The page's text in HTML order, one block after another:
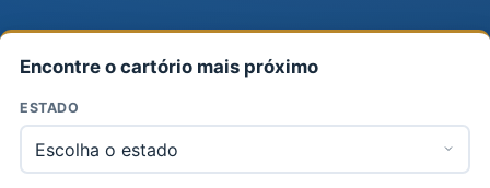
Encontre o cartório mais próximo
ESTADO